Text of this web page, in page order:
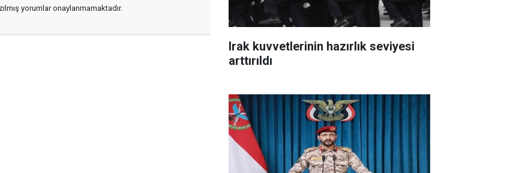
yorumlar onaylanmamaktadır.
Irak kuvvetlerinin hazırlık seviyesi
arttırıldı